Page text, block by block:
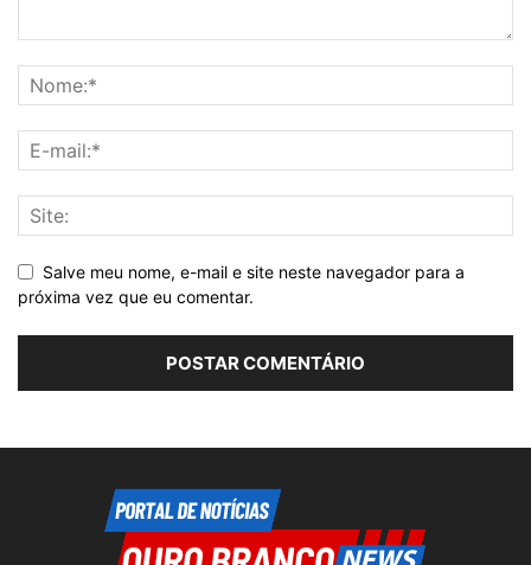
Salve meu nome, e-mail e site neste navegador para a
próxima vez que eu comentar.